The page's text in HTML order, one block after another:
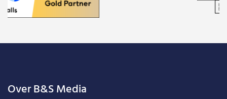
Over B&S Media